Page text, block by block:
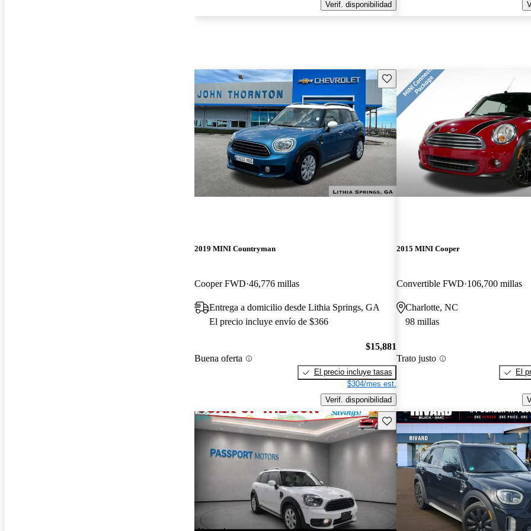
Verif. disponibilidad
Guarda este Aviso
2019 MINI Countryman
Cooper FWD 46,776 millas
Entrega a domicilio desde Lithia Springs, GA
El precio incluye envío de $366
Buena oferta
$15,881
El precio incluye tasas
$304/mes est.
Verif. disponibilidad
2015 MINI Cooper
Convertible FWD 106,700 millas
Charlotte, NC
98 millas
Trato justo
El
Guarda este Aviso